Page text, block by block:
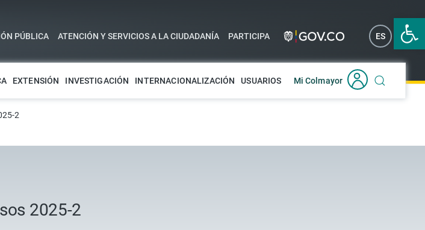
Abrir
PÚBLICA ATENCIÓN Y SERVICIOS A LA CIUDADANÍA PARTICIPA ES EN
EXTENSIÓN INVESTIGACIÓN INTERNACIONALIZACIÓN USUARIOS Mi Colmayor
2
2025-2